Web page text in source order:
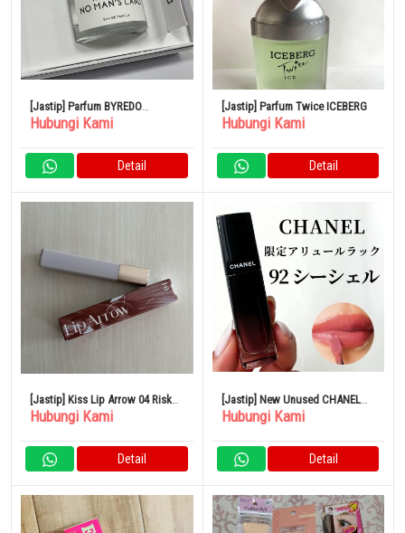
[Jastip] Parfum BYREDO
BLANCHE Blanche Eau de
Hubungi Kami
Detail
[Jastip] Parfum Twice ICEBERG
Hubungi Kami
Detail
[Jastip] Kiss Lip Arrow 04 Risk
Taker
Hubungi Kami
Detail
[Jastip] New Unused CHANEL
lipstick
Hubungi Kami
Detail